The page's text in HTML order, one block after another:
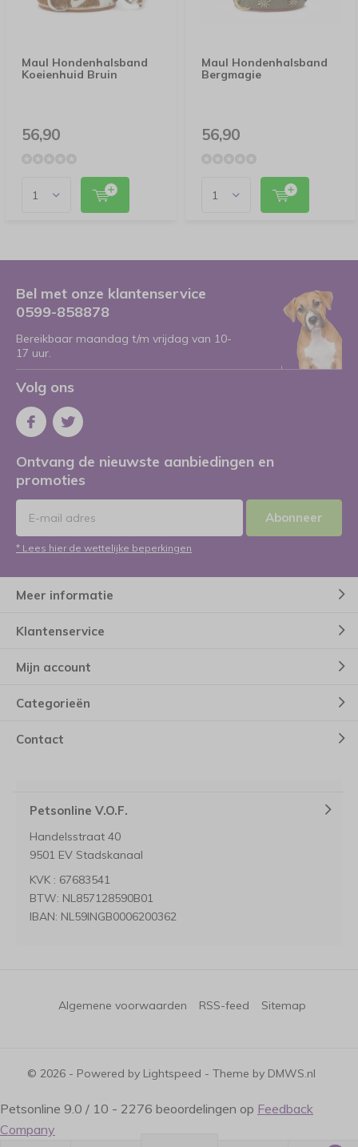
Maul Hondenhalsband
Koeienhuid Bruin
56,90
Maul Hondenhalsband
Bergmagie
56,90
Bel met onze klantenservice
0599-858878
Bereikbaar maandag t/m vrijdag van 10-
17 uur.
Volg ons
Ontvang de nieuwste aanbiedingen en
promoties
Abonneer
* Lees hier de wettelijke beperkingen
Meer informatie
Klantenservice
Mijn account
Categorieën
Contact
Petsonline V.O.F.
Handelsstraat 40
9501 EV Stadskanaal
KVK : 67683541
BTW: NL857128590B01
IBAN: NL59INGB0006200362
© 2026 - Powered by Lightspeed - Theme by DMWS.nl
Algemene voorwaarden RSS-feed Sitemap
Petsonline 9.0 / 10 - 2276 beoordelingen op Feedback
Company